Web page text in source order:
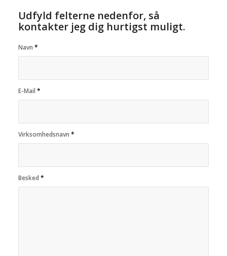
Udfyld felterne nedenfor, så
kontakter jeg dig hurtigst muligt.
Navn *
E-Mail *
Virksomhedsnavn *
Besked *